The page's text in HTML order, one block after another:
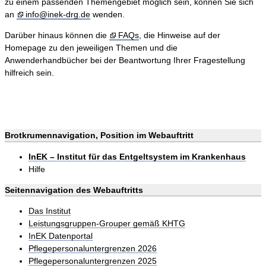
zu einem passenden Themengebiet möglich sein, können Sie sich
an
info@inek-drg.de wenden.
Darüber hinaus können die FAQs, die Hinweise auf der
Homepage zu den jeweiligen Themen und die
Anwenderhandbücher bei der Beantwortung Ihrer Fragestellung
hilfreich sein.
Brotkrumennavigation, Position im Webauftritt
InEK – Institut für das Entgeltsystem im Krankenhaus
Hilfe
Seitennavigation des Webauftritts
Das Institut
Leistungsgruppen-Grouper gemäß KHTG
InEK Datenportal
Pflegepersonaluntergrenzen 2026
Pflegepersonaluntergrenzen 2025